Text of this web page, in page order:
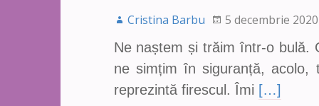
Cristina Barbu
5 decembrie 2020
Ne naștem și trăim într-o bulă.
ne simțim în siguranță,
reprezintă firescul. Îmi […]